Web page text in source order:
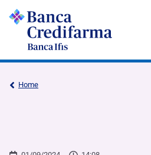
Home